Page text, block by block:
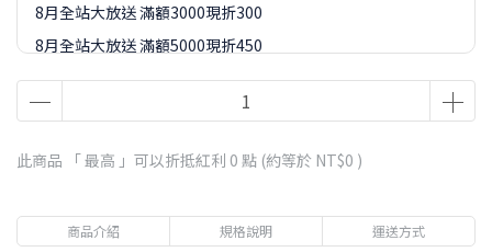
8月全站大放送 滿額3000現折300
8月全站大放送 滿額5000現折450
8月全站大放送 滿額8000現折888
此商品 「 最高 」可以折抵紅利 0 點 (約等於 NT$0 )
商品介紹 規格說明 運送方式